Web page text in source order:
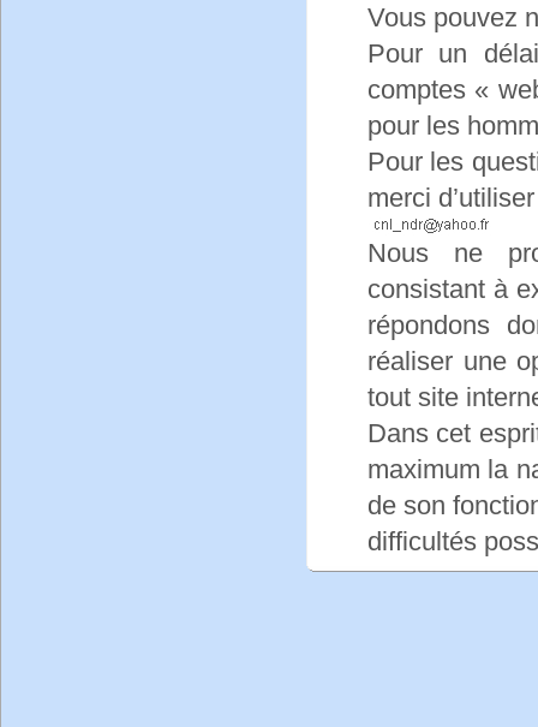
Vous pouvez
Pour un
comptes «
pour les
Pour les
merci
Nous ne
consistant à
répondons
réaliser une
tout site
Dans cet
maximum la
de son
difficultés